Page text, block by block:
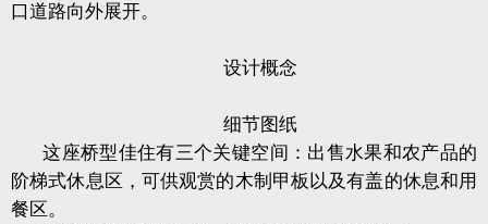
口道路向外展开。
设计概念
细节图纸
这座桥型佳住有三个关键空间：出售水果和农产品的
阶梯式休息区，可供观赏的木制甲板以及有盖的休息和用
餐区。